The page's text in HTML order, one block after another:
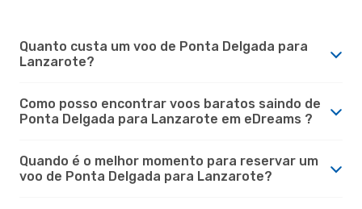
Quanto custa um voo de Ponta Delgada para
Lanzarote?
Como posso encontrar voos baratos saindo de
Ponta Delgada para Lanzarote em eDreams ?
Quando é o melhor momento para reservar um
voo de Ponta Delgada para Lanzarote?